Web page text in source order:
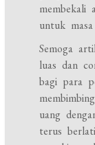
membekali
untuk
Semoga
luas dan
bagi para
uang
terus